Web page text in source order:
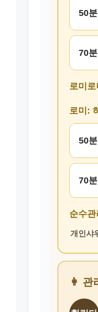
50
70
로미로
로미:
50
70
순수
개인샤
👩 관